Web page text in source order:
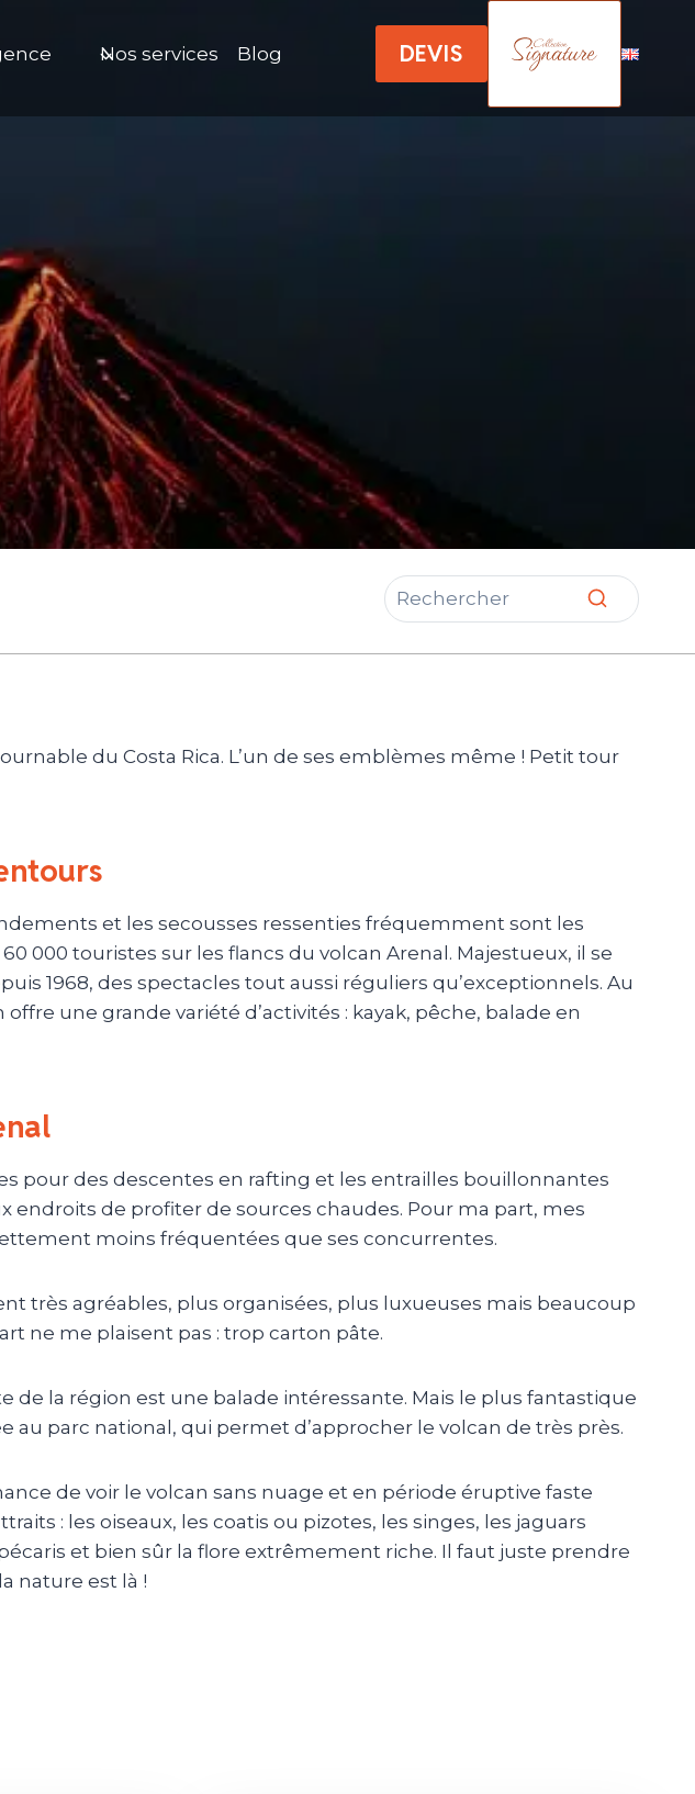
Nos services Blog DEVIS
du Costa Rica. L’un de ses emblèmes même ! Petit tour
et les secousses ressenties fréquemment sont les
000 touristes sur les flancs du volcan Arenal. Majestueux, il se
1968, des spectacles tout aussi réguliers qu’exceptionnels. Au
une grande variété d’activités : kayak, pêche, balade en
pour des descentes en rafting et les entrailles bouillonnantes
de profiter de sources chaudes. Pour ma part, mes
moins fréquentées que ses concurrentes.
très agréables, plus organisées, plus luxueuses mais beaucoup
ne me plaisent pas : trop carton pâte.
de la région est une balade intéressante. Mais le plus fantastique
parc national, qui permet d’approcher le volcan de très près.
de voir le volcan sans nuage et en période éruptive faste
: les oiseaux, les coatis ou pizotes, les singes, les jaguars
et bien sûr la flore extrêmement riche. Il faut juste prendre
nature est là !